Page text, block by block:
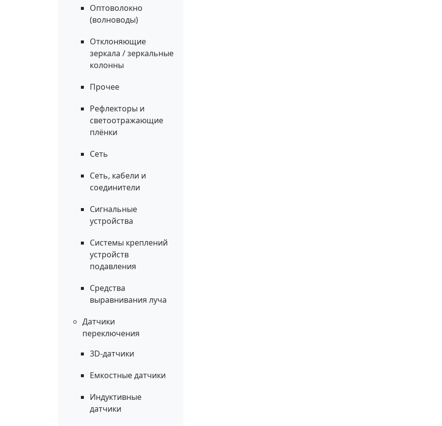
Оптоволокно
(волноводы)
Отклоняющие
зеркала / зеркальные
колонны
Прочее
Рефлекторы и
светоотражающие
плёнки
Сеть
Сеть, кабели и
соединители
Сигнальные
устройства
Системы креплений
устройств
подавления
Средства
выравнивания луча
Датчики
переключения
3D-датчики
Емкостные датчики
Индуктивные
датчики